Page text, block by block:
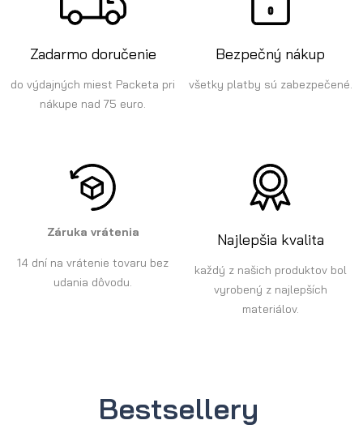
Zadarmo doručenie
do výdajných miest Packeta pri
nákupe nad 75 euro.
Bezpečný nákup
všetky platby sú zabezpečené.
Záruka vrátenia
14 dní na vrátenie tovaru bez
udania dôvodu.
Najlepšia kvalita
každý z našich produktov bol
vyrobený z najlepších
materiálov.
Bestsellery